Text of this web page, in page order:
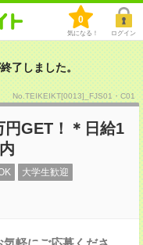
0
気になる！ ログイン
了しました。
No.TEIKEIKT[0013]_FJS01・C01
GET！＊日給1
大学生歓迎